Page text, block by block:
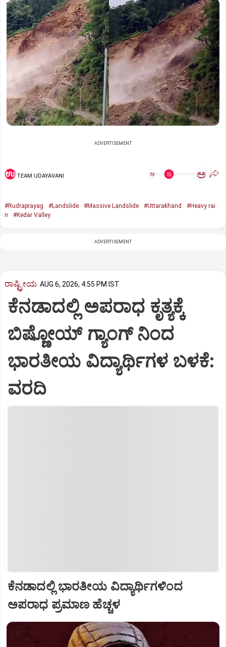
ADVERTISEMENT
TEAM UDAYAVANI ಅ ಅ
#Rudraprayag #Landslide #Massive Landslide #Uttarakhand
#Heavy rai
n
#Kedar Valley
ADVERTISEMENT
ರಾಷ್ಟ್ರೀಯ AUG 6, 2026, 4:55 PM IST
ಕೆನಡಾದಲ್ಲಿ ಅಪರಾಧ ಕೃತ್ಯಕ್ಕೆ
ಬಿಷ್ಣೋಯ್ ಗ್ಯಾಂಗ್ ನಿಂದ
ಭಾರತೀಯ ವಿದ್ಯಾರ್ಥಿಗಳ ಬಳಕೆ:
ವರದಿ
ಕೆನಡಾದಲ್ಲಿ ಭಾರತೀಯ ವಿದ್ಯಾರ್ಥಿಗಳಿಂದ
ಅಪರಾಧ ಪ್ರಮಾಣ ಹೆಚ್ಚಳ